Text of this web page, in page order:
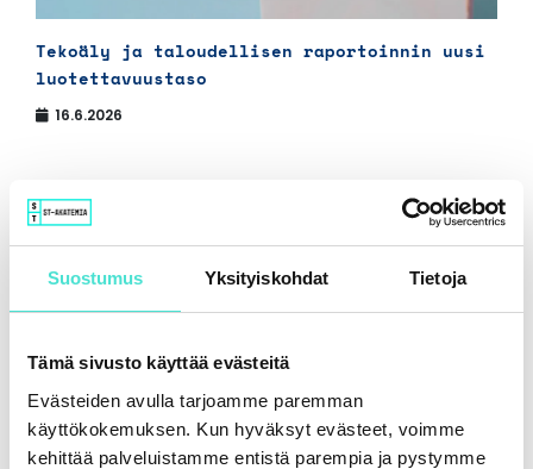
Suostumus Yksityiskohdat Tietoja
Tämä sivusto käyttää evästeitä
Evästeiden avulla tarjoamme paremman
käyttökokemuksen. Kun hyväksyt evästeet, voimme
kehittää palveluistamme entistä parempia ja pystymme
Tekoäly ja taloudellisen raportoinnin uusi
luotettavuustaso
16.6.2026